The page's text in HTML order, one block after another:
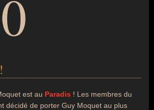
est au Paradis ! Les membres du
décidé de porter Guy Moquet au plus